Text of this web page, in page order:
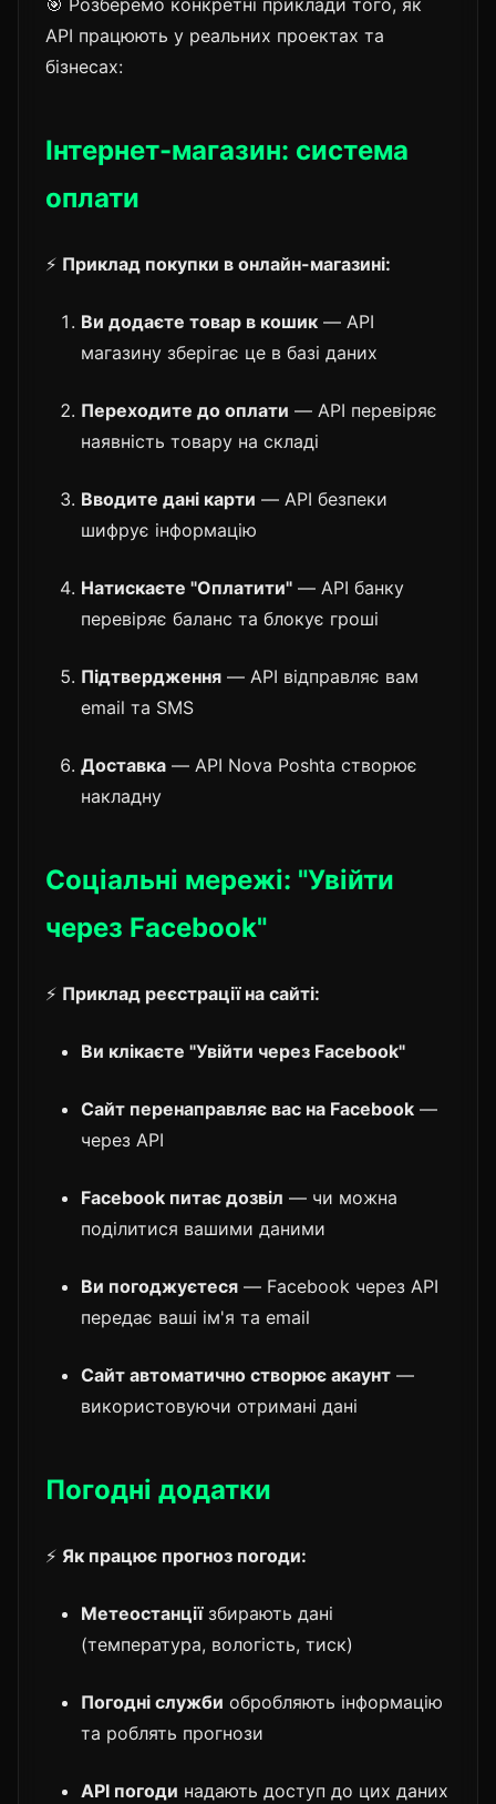
🎯 Розберемо конкретні приклади того, як
API працюють у реальних проектах та
бізнесах:
Інтернет-магазин: система
оплати
⚡ Приклад покупки в онлайн-магазині:
Ви додаєте товар в кошик — API
магазину зберігає це в базі даних
Переходите до оплати — API перевіряє
наявність товару на складі
Вводите дані карти — API безпеки
шифрує інформацію
Натискаєте "Оплатити" — API банку
перевіряє баланс та блокує гроші
Підтвердження — API відправляє вам
email та SMS
Доставка — API Nova Poshta створює
накладну
Соціальні мережі: "Увійти
через Facebook"
⚡ Приклад реєстрації на сайті:
Ви клікаєте "Увійти через Facebook"
Сайт перенаправляє вас на Facebook —
через API
Facebook питає дозвіл — чи можна
поділитися вашими даними
Ви погоджуєтеся — Facebook через API
передає ваші ім'я та email
Сайт автоматично створює акаунт —
використовуючи отримані дані
Погодні додатки
⚡ Як працює прогноз погоди:
Метеостанціїзбирають дані
(температура, вологість, тиск)
Погодні служби обробляють інформацію
та роблять прогнози
API погоди надають доступ до цих даних